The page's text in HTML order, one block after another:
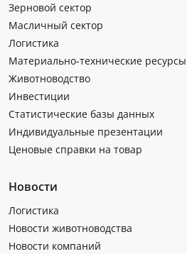
Зерновой сектор
Масличный сектор
Логистика
Материально-технические ресурсы
Животноводство
Инвестиции
Статистические базы данных
Индивидуальные презентации
Ценовые справки на товар
Новости
Логистика
Новости животноводства
Новости компаний